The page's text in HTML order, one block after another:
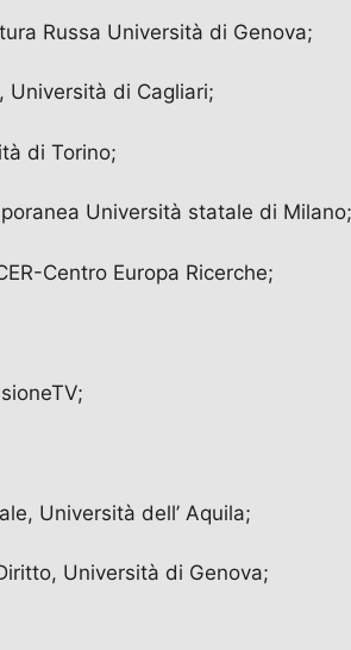
Russa Università di Genova;
Università di Cagliari;
di Torino;
Università statale di Milano;
Centro Europa Ricerche;
Università dell’ Aquila;
Università di Genova;